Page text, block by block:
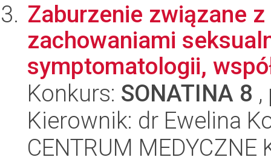
Zaburzenie związane
zachowaniami
symptomatologii,
Konkurs: SONATINA 8
Kierownik: dr Ewelina
CENTRUM MEDYCZNE